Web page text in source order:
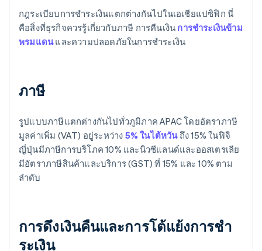
กฎระเบียบการชำระเงินแตกต่างกันไปในเอเชียแปซิฟิก นี่
คือสิ่งที่ธุรกิจควรรู้เกี่ยวกับภาษี การคืนเงิน การชำระเงินข้าม
พรมแดนและความปลอดภัยในการชำระเงิน
ภาษี
รูปแบบภาษีแตกต่างกันไปทั่วภูมิภาค APAC โดยอัตราภาษี
มูลค่าเพิ่ม (VAT) อยู่ระหว่าง 5% ในไต้หวันถึง 15% ในฟิจิ
ญี่ปุ่นมีภาษีการบริโภค 10% และนิวซีแลนด์และออสเตรเลีย
มีอัตราภาษีสินค้าและบริการ (GST) ที่ 15% และ 10% ตาม
ลำดับ
การดึงเงินคืนและการโต้แย้งการชํา
ระเงิน